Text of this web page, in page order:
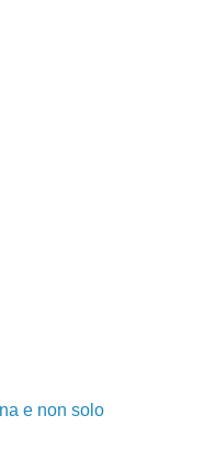
e non solo